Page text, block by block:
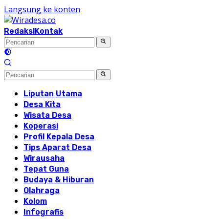
Langsung ke konten
RedaksiKontak
Liputan Utama
Desa Kita
Wisata Desa
Koperasi
Profil Kepala Desa
Tips Aparat Desa
Wirausaha
Tepat Guna
Budaya & Hiburan
Olahraga
Kolom
Infografis